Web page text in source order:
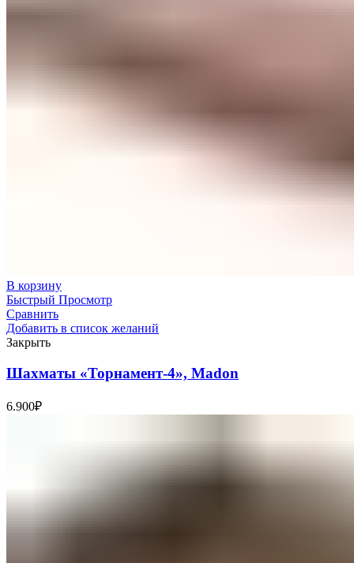
В корзину
Быстрый Просмотр
Сравнить
Добавить в список желаний
Закрыть
Шахматы «Торнамент-4», Madon
6.900₽